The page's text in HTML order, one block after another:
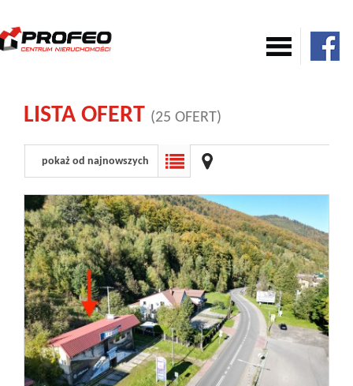
Komercja
Działki
Nowe
Inwestycje
LISTA OFERT (25 OFERT)
pokaż od najnowszych